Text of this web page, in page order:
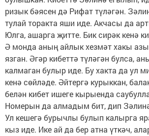
ризык бәясен дә Рифат түләгән.
тулай торакта яши иде. Акчасы да
Юлга, ашарга җитте. Бик сирәк кенә
Ә монда аның айлык хезмәт хакы
язган. Әгәр кибеттә түләгән булса,
калмаган булыр иде. Бу хакта да ул
кенә сөйләде. Әйтергә курыккан,
белән кибет ишеге кырыенда
Номерын да алмадым бит, дип
Ул кешегә бурычлы булып калырга
кыз иде. Ике ай да бер атна үткәч,